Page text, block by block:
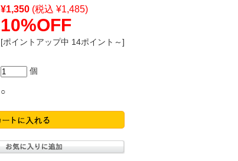
¥1,350 (税込 ¥1,485)
10%OFF
[ポイントアップ中 14ポイント～]
個
○